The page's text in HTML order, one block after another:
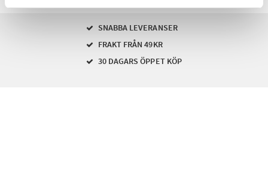
SNABBA LEVERANSER
FRAKT FRÅN 49KR
30 DAGARS ÖPPET KÖP